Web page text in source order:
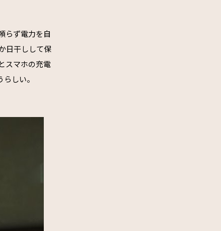
らず電力を自
日干しして保
スマホの充電
しい。